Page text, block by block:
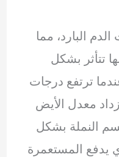
البارد، مما
تتأثر بشكل
ترتفع درجات
معدل الأيض
النملة بشكل
يدفع المستعمرة